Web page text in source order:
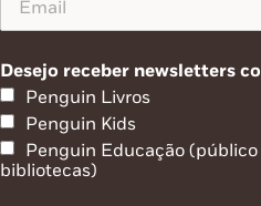
Desejo receber newsletters
Penguin Livros
Penguin Kids
Penguin Educação (público
bibliotecas)